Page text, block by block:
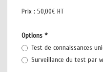
Prix : 50,00€ HT
Options *
Test de connaissances
Surveillance du test par